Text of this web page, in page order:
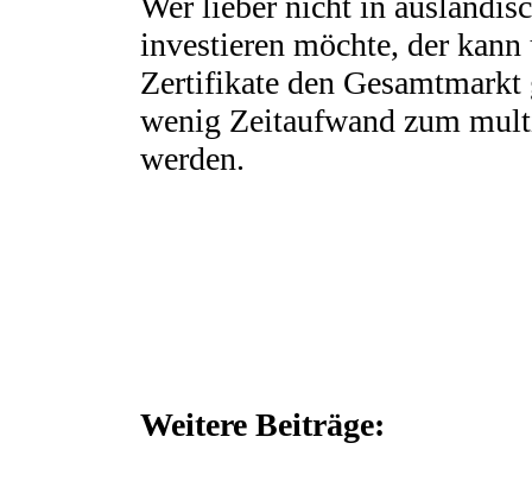
investieren möchte, der
Zertifikate den
wenig Zeitaufwand zum
werden.
Weitere Beiträge: